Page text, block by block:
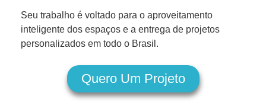
Seu trabalho é voltado para o aproveitamento
inteligente dos espaços e a entrega de projetos
personalizados em todo o Brasil.
Quero Um Projeto